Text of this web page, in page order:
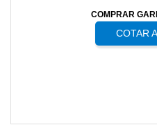
COMPRAR
COTAR